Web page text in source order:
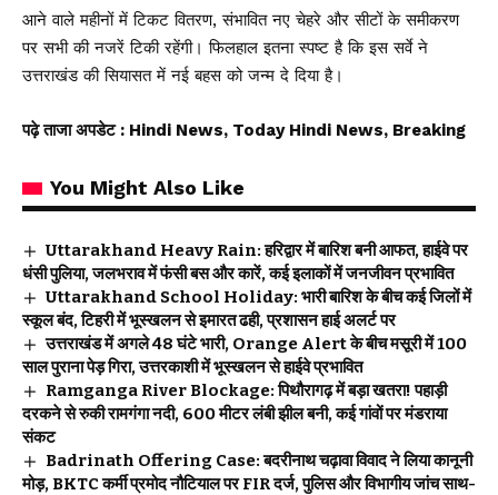
आने वाले महीनों में टिकट वितरण, संभावित नए चेहरे और सीटों के समीकरण
पर सभी की नजरें टिकी रहेंगी। फिलहाल इतना स्पष्ट है कि इस सर्वे ने
उत्तराखंड की सियासत में नई बहस को जन्म दे दिया है।
पढ़े ताजा अपडेट : Hindi News, Today Hindi News, Breaking
You Might Also Like
Uttarakhand Heavy Rain: हरिद्वार में बारिश बनी आफत, हाईवे पर
धंसी पुलिया, जलभराव में फंसी बस और कारें, कई इलाकों में जनजीवन प्रभावित
Uttarakhand School Holiday: भारी बारिश के बीच कई जिलों में
स्कूल बंद, टिहरी में भूस्खलन से इमारत ढही, प्रशासन हाई अलर्ट पर
उत्तराखंड में अगले 48 घंटे भारी, Orange Alert के बीच मसूरी में 100
साल पुराना पेड़ गिरा, उत्तरकाशी में भूस्खलन से हाईवे प्रभावित
Ramganga River Blockage: पिथौरागढ़ में बड़ा खतरा! पहाड़ी
दरकने से रुकी रामगंगा नदी, 600 मीटर लंबी झील बनी, कई गांवों पर मंडराया
संकट
Badrinath Offering Case: बदरीनाथ चढ़ावा विवाद ने लिया कानूनी
मोड़, BKTC कर्मी प्रमोद नौटियाल पर FIR दर्ज, पुलिस और विभागीय जांच साथ-